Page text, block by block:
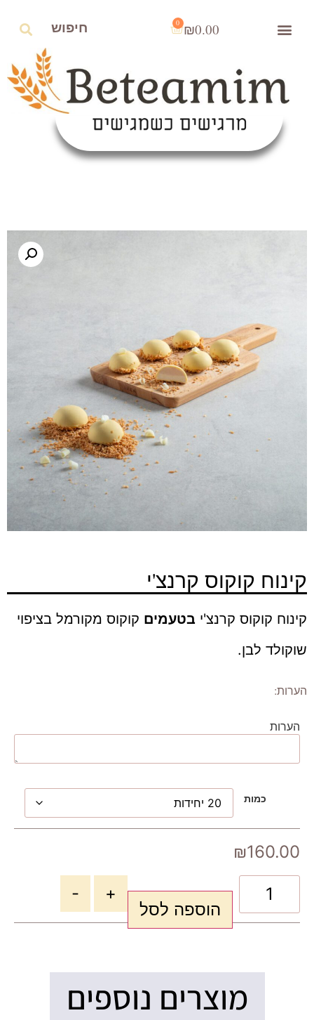
₪0.00
0
קינוח קוקוס קרנצ'י
קינוח קוקוס קרנצ'י בטעמים קוקוס מקורמל בציפוי
שוקולד לבן.
הערות:
הערות
כמות
₪160.00
+
-
הוספה לסל
מוצרים נוספים